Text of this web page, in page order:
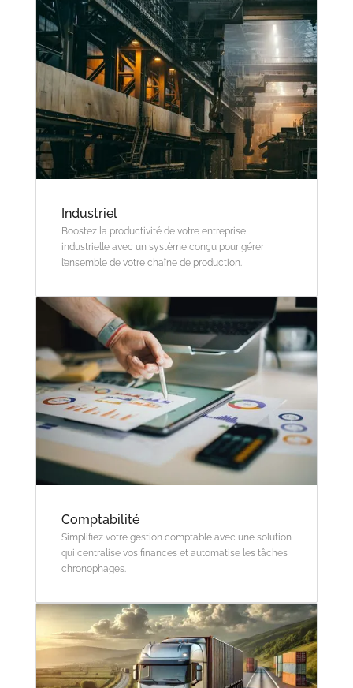
Industriel
Boostez la productivité de votre entreprise
industrielle avec un système conçu pour gérer
l’ensemble de votre chaîne de production.
Comptabilité
Simplifiez votre gestion comptable avec une solution
qui centralise vos finances et automatise les tâches
chronophages.